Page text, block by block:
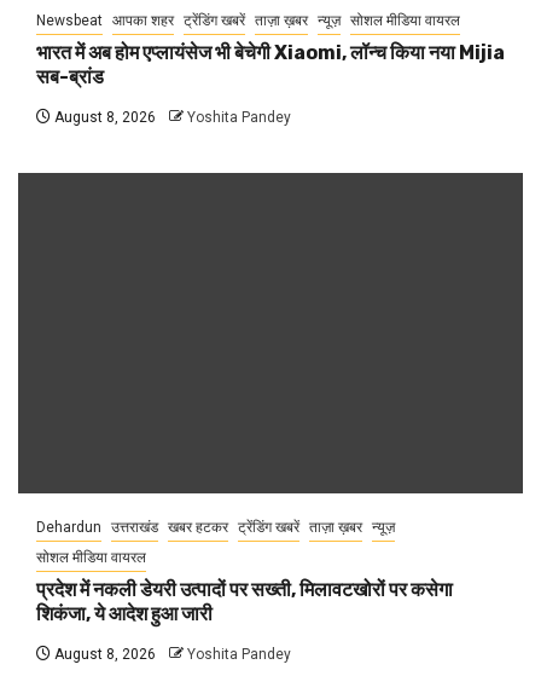
Newsbeat आपका शहर ट्रेंडिंग खबरें ताज़ा ख़बर न्यूज़ सोशल मीडिया वायरल
भारत में अब होम एप्लायंसेज भी बेचेगी Xiaomi, लॉन्च किया नया Mijia
सब-ब्रांड
August 8, 2026 Yoshita Pandey
Dehardun उत्तराखंड खबर हटकर ट्रेंडिंग खबरें ताज़ा ख़बर न्यूज़
सोशल मीडिया वायरल
प्रदेश में नकली डेयरी उत्पादों पर सख्ती, मिलावटखोरों पर कसेगा
शिकंजा, ये आदेश हुआ जारी
August 8, 2026 Yoshita Pandey